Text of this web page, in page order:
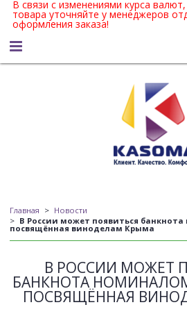
В связи с изменениями курса
товара уточняйте у менеджеров
оформления заказа!
Главная
Новости
В России может появиться банкнота
посвящённая виноделам Крыма
В РОССИИ МОЖЕТ
БАНКНОТА
ПОСВЯЩЁННАЯ